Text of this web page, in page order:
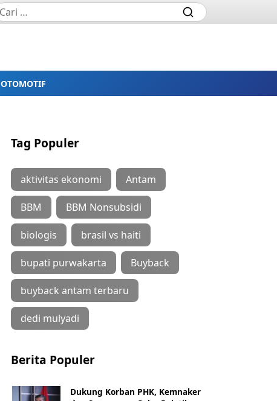
OTOMOTIF
Tag Populer
aktivitas ekonomi Antam
BBM BBM Nonsubsidi
biologis brasil vs haiti
bupati purwakarta Buyback
buyback antam terbaru
dedi mulyadi
Berita Populer
Dukung Korban PHK, Kemnaker